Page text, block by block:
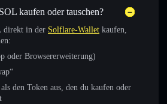
kaufen oder tauschen?
direkt in der Solflare-Wallet kaufen,
oder Browsererweiterung)
als den Token aus, den du kaufen oder